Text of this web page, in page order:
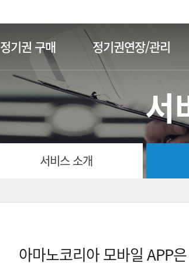
정기권 구매 정기권연장/관리
서
서비스 소개
아마노코리아 모바일 APP